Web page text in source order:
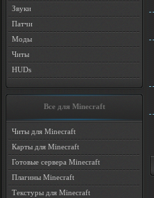
Звуки
Патчи
Моды
Читы
HUDs
Все для Minecraft
Читы для Minecraft
Карты для Minecraft
Готовые сервера Minecraft
Плагины Minecraft
Текстуры для Minecraft